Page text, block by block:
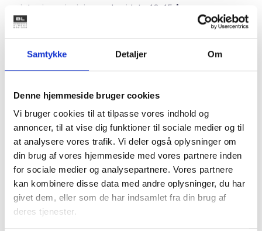
Samtykke Detaljer Om
Denne hjemmeside bruger cookies
Vi bruger cookies til at tilpasse vores indhold og
annoncer, til at vise dig funktioner til sociale medier og til
at analysere vores trafik. Vi deler også oplysninger om
din brug af vores hjemmeside med vores partnere inden
for sociale medier og analysepartnere. Vores partnere
kan kombinere disse data med andre oplysninger, du har
givet dem, eller som de har indsamlet fra din brug af
deres tjenester.
registreringer i minimum de sidste 10-15 år.
Personer, der er fyldt 65 år, eller som kan anføre anden
rimelig fritagelsesgrund, eller som har været beskikket for
forslag til BL snarest muligt ogsenesttirsdag den 12. maj
2009.
Med venlig hilsen
Gert Nielsen / Marianne Jepsen
Relateret indhold Viden